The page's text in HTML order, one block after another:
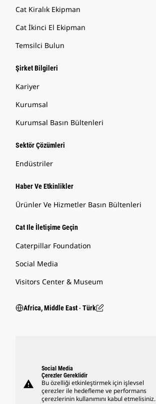
Cat Kiralık Ekipman
Cat İkinci El Ekipman
Temsilci Bulun
Şirket Bilgileri
Kariyer
Kurumsal
Kurumsal Basın Bültenleri
Sektör Çözümleri
Endüstriler
Haber Ve Etkinlikler
Ürünler Ve Hizmetler Basın Bültenleri
Cat Ile İletişime Geçin
Caterpillar Foundation
Social Media
Visitors Center & Museum
Africa, Middle East ‧ Türk
warning
Social Media
Çerezler Gereklidir
Bu özelliği etkinleştirmek için işlevsel
çerezler ile hedefleme ve performans
çerezlerinin kullanımını kabul etmelisiniz.